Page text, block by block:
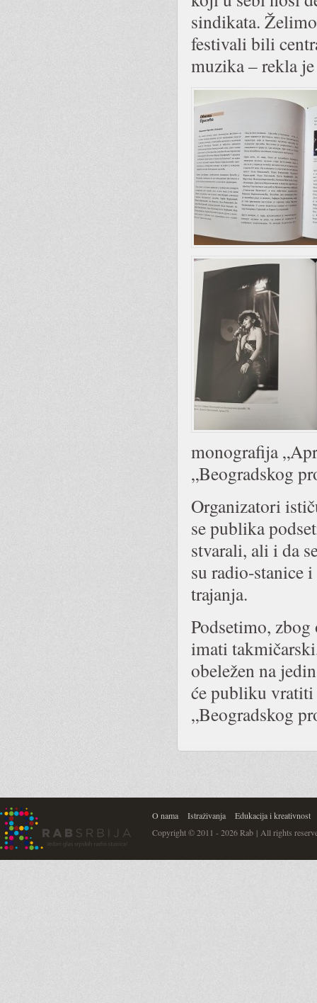
sindikata.
festivali bili
muzika – rekla
monografija
„Beogradskog
Organizatori
se publika
stvarali, ali i da
su radio-stanice
trajanja.
Podsetimo,
imati
obeležen na
će publiku
„Beogradskog
O nama Istraživanja
Edukacija i kreativnost
Copyright © 2011 - 2026 Rab | All rights